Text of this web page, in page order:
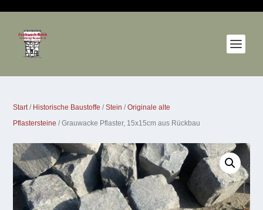
Start/ Historische Baustoffe /Stein /Originale alte
Pflastersteine / Grauwacke Pflaster, 15x15cm aus Rückbau